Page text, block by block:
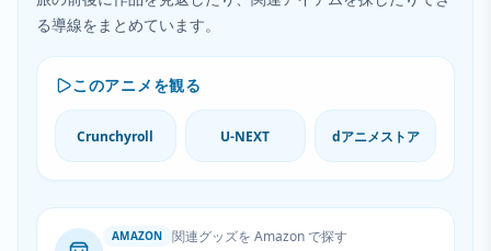
る導線をまとめています。
このアニメを観る
Crunchyroll U-NEXT dアニメストア
AMAZON 関連グッズを Amazon で探す